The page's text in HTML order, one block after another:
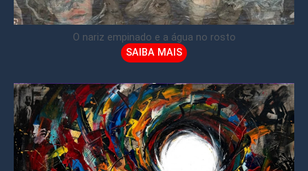
O nariz empinado e a água no rosto
SAIBA MAIS